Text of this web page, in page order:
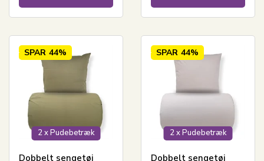
2 x Pudebetræk
SPAR 44%
Dobbelt sengetøj
2 x Pudebetræk
SPAR 44%
Dobbelt sengetøj